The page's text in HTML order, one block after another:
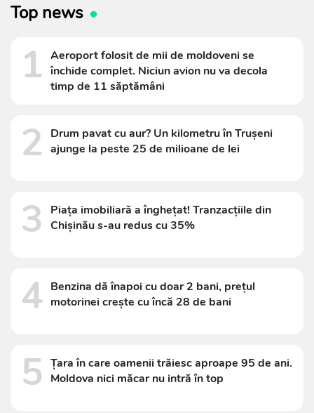
Top news
1 Aeroport folosit de mii de moldoveni se
închide complet. Niciun avion nu va decola
timp de 11 săptămâni
2
Drum pavat cu aur? Un kilometru în Trușeni
ajunge la peste 25 de milioane de lei
3
Piața imobiliară a înghețat! Tranzacțiile din
Chișinău s-au redus cu 35%
4 Benzina dă înapoi cu doar 2 bani, prețul
motorinei crește cu încă 28 de bani
5 Țara în care oamenii trăiesc aproape 95 de ani.
Moldova nici măcar nu intră în top